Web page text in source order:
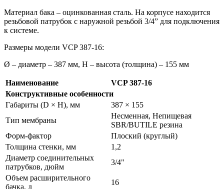
Материал бака – оцинкованная сталь. На корпусе находится
резьбовой патрубок с наружной резьбой 3/4” для подключения
к системе.
Размеры модели VCP 387-16:
Ø – диаметр – 387 мм, Н – высота (толщина) – 155 мм
Наименование
VCP 387-16
Конструктивные особенности
Габариты (D × H), мм
387 × 155
Тип мембраны
Несменная, Непищевая
SBR/BUTILE резина
Форм-фактор
Плоский (круглый)
Толщина стенки, мм
1,2
Диаметр соединительных
патрубков, дюйм
3/4"
Объем расширительного
бачка, л
16